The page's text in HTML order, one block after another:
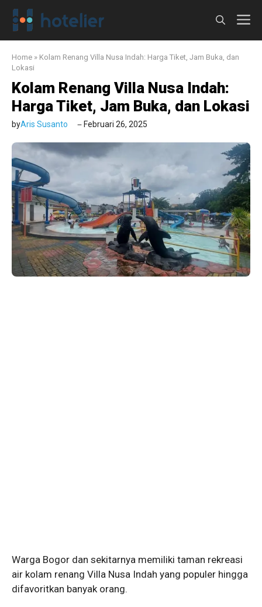
Langsung
Home » Kolam Renang Villa Nusa Indah: Harga Tiket, Jam Buka, dan
Lokasi
Kolam Renang Villa Nusa Indah:
Harga Tiket, Jam Buka, dan Lokasi
byAris Susanto Februari 26, 2025
Warga Bogor dan sekitarnya memiliki taman rekreasi
air kolam renang Villa Nusa Indah yang populer hingga
difavoritkan banyak orang.